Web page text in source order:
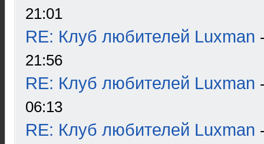
21:01
RE: Клуб любителей Luxman
21:56
RE: Клуб любителей Luxman
06:13
RE: Клуб любителей Luxman